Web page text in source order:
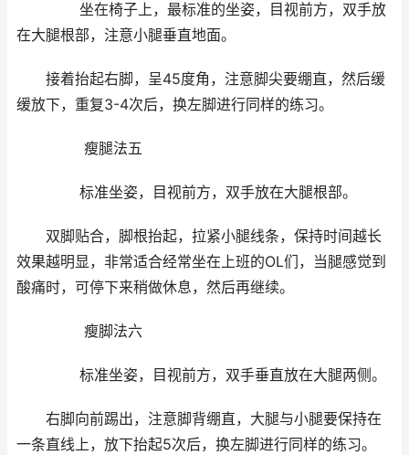
坐在椅子上，最标准的坐姿，目视前方，双手放
在大腿根部，注意小腿垂直地面。
接着抬起右脚，呈45度角，注意脚尖要绷直，然后缓
缓放下，重复3-4次后，换左脚进行同样的练习。
瘦腿法五
标准坐姿，目视前方，双手放在大腿根部。
双脚贴合，脚根抬起，拉紧小腿线条，保持时间越长
效果越明显，非常适合经常坐在上班的OL们，当腿感觉到
酸痛时，可停下来稍做休息，然后再继续。
瘦脚法六
标准坐姿，目视前方，双手垂直放在大腿两侧。
右脚向前踢出，注意脚背绷直，大腿与小腿要保持在
一条直线上，放下抬起5次后，换左脚进行同样的练习。